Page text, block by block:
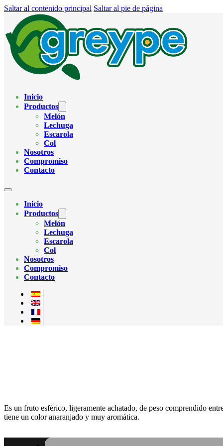
Saltar al contenido principal Saltar al pie de página
Inicio
Productos
Melón
Lechuga
Escarola
Col
Nosotros
Compromiso
Contacto
Inicio
Productos
Melón
Lechuga
Escarola
Col
Nosotros
Compromiso
Contacto
Es un fruto esférico, ligeramente achatado, de peso comprendido
tiene un color anaranjado y muy aromática.